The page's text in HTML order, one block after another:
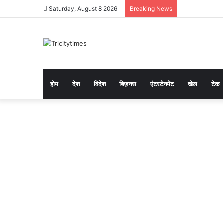
Saturday, August 8 2026 Breaking News
होम देश विदेश बिज़नस एंटरटेनमेंट खेल टेक